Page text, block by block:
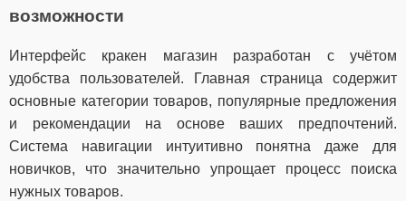
возможности
Интерфейс кракен магазин разработан с учётом
удобства пользователей. Главная страница содержит
основные категории товаров, популярные предложения
и рекомендации на основе ваших предпочтений.
Система навигации интуитивно понятна даже для
новичков, что значительно упрощает процесс поиска
нужных товаров.